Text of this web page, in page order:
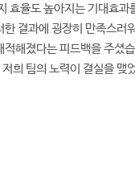
효율도 높아지는 기대효과
결과에 굉장히 만족스러
해졌다는 피드백을 주셨습
희 팀의 노력이 결실을 맺